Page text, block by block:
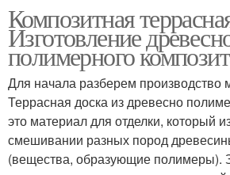
Композитная
Изготовление
полимерного
Для начала разберем производство
Террасная доска из древесно
это материал для отделки, который
смешивании разных пород
(вещества, образующие полимеры).